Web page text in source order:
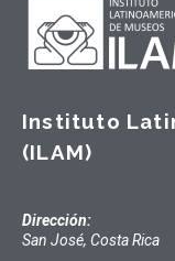
Instituto
(ILAM)
Dirección:
San José, Costa Rica